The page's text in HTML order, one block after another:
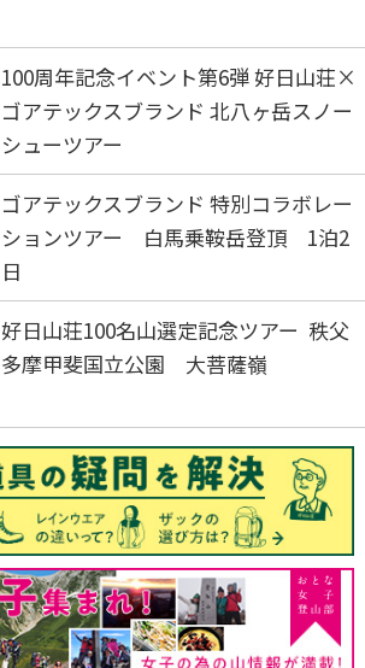
100周年記念イベント第6弾 好日山荘×
ゴアテックスブランド 北八ヶ岳スノー
シューツアー
ゴアテックスブランド 特別コラボレー
ションツアー 白馬乗鞍岳登頂 1泊2
日
好日山荘100名山選定記念ツアー 秩父
多摩甲斐国立公園 大菩薩嶺